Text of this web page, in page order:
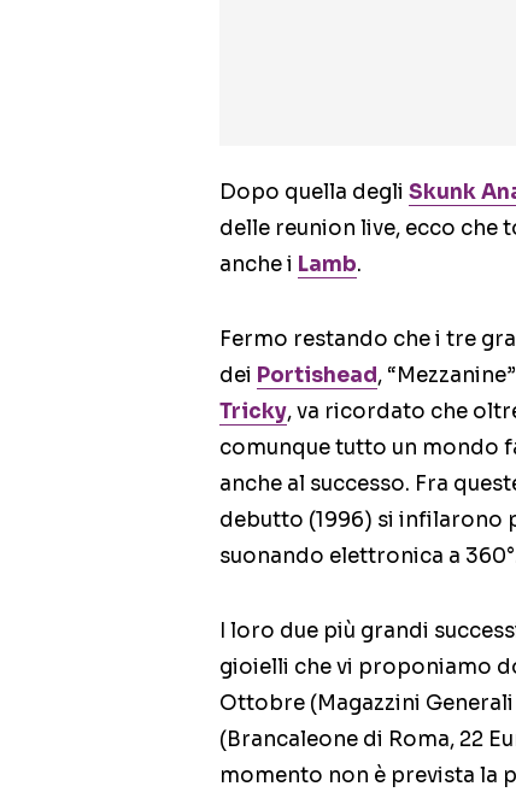
Dopo quella degli Skunk
delle reunion live, ecco
anche i Lamb.
Fermo restando che i tre
dei Portishead,
Tricky, va ricordato che
comunque tutto un mondo
anche al successo. Fra
debutto (1996) si infilarono
suonando elettronica a
I loro due più grandi
gioielli che vi proponiamo
Ottobre (Magazzini
(Brancaleone di Roma, 22
momento non è prevista la